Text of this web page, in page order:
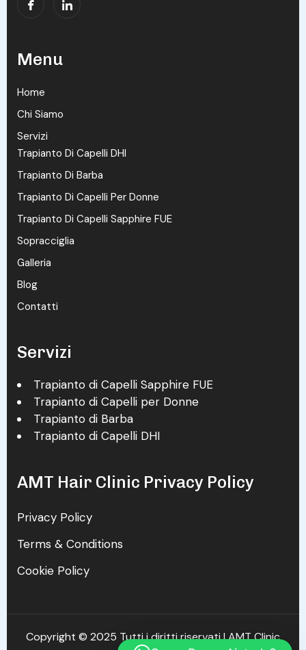
Menu
Home
Chi Siamo
Servizi
Trapianto Di Capelli DHI
Trapianto Di Barba
Trapianto Di Capelli Per Donne
Trapianto Di Capelli Sapphire FUE
Sopracciglia
Galleria
Blog
Contatti
Servizi
Trapianto di Capelli Sapphire FUE
Trapianto di Capelli per Donne
Trapianto di Barba
Trapianto di Capelli DHI
AMT Hair Clinic Privacy Policy
Privacy Policy
Terms & Conditions
Cookie Policy
Copyright © 2025 Tutti i diritti riservati | AMT Clinic